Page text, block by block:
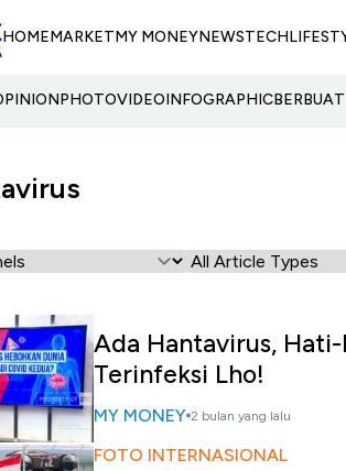
HOMEMARKETMY MONEYNEWSTECH
PHOTOVIDEOINFOGRAPHIC
Ada Hantavirus,
Terinfeksi Lho!
MY MONEY 2 bulan yang lalu
FOTO INTERNASIONAL